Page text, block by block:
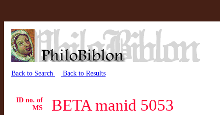
Back to Search Back to Results
ID no. of
MS
BETA manid 5053